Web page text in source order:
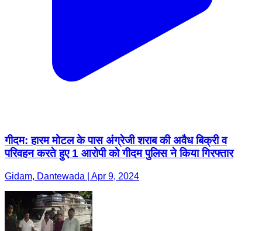
गीदम: हारम मोटल के पास अंग्रेजी शराब की अवैध बिक्री व
परिवहन करते हुए 1 आरोपी को गीदम पुलिस ने किया गिरफ्तार
Gidam, Dantewada | Apr 9, 2024